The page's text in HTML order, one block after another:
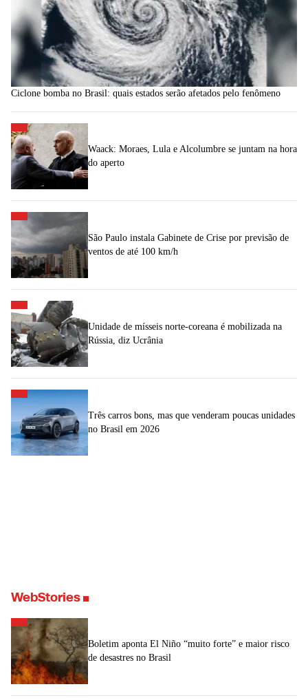
Ciclone bomba no Brasil: quais estados serão afetados pelo fenômeno
Waack: Moraes, Lula e Alcolumbre se juntam na hora
do aperto
São Paulo instala Gabinete de Crise por previsão de
ventos de até 100 km/h
Unidade de mísseis norte-coreana é mobilizada na
Rússia, diz Ucrânia
Três carros bons, mas que venderam poucas unidades
no Brasil em 2026
WebStories
Boletim aponta El Niño “muito forte” e maior risco
de desastres no Brasil